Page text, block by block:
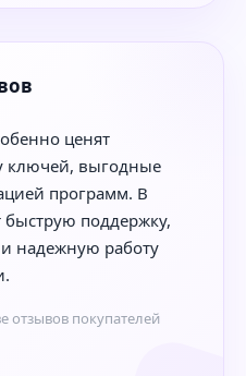
ценят
ключей, выгодные
программ. В
быструю поддержку,
надежную работу
отзывов покупателей